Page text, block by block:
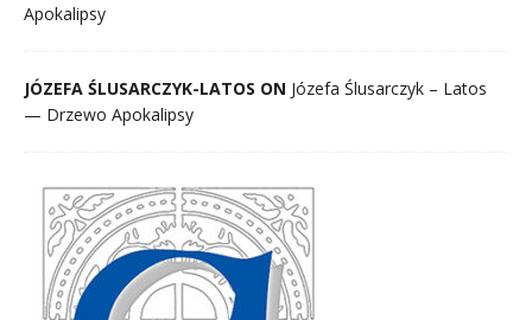
Apokalipsy
JÓZEFA ŚLUSARCZYK-LATOS ON Józefa Ślusarczyk – Latos
— Drzewo Apokalipsy